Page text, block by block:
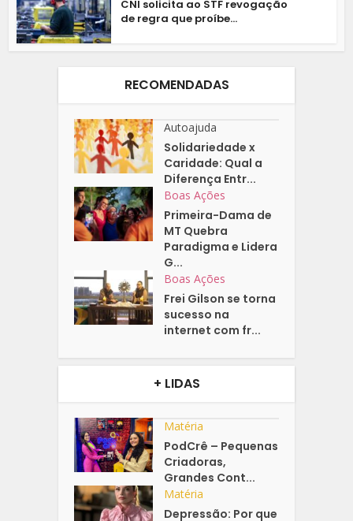
CNI solicita ao STF revogação
de regra que proíbe...
RECOMENDADAS
Autoajuda
Solidariedade x
Caridade: Qual a
Diferença Entr...
Boas Ações
Primeira-Dama de
MT Quebra
Paradigma e Lidera
G...
Boas Ações
Frei Gilson se torna
sucesso na
internet com fr...
+ LIDAS
Matéria
PodCrê – Pequenas
Criadoras,
Grandes Cont...
Matéria
Depressão: Por que